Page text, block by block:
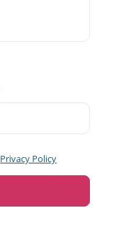
Privacy Policy